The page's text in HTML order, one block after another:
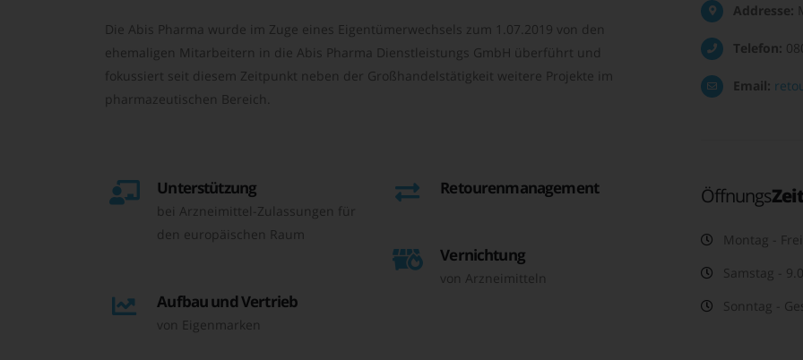
Die Abis Pharma wurde im Zuge eines Eigentümerwechsels zum 1.07.2019 von den
ehemaligen Mitarbeitern in die Abis Pharma Dienstleistungs GmbH überführt und
fokussiert seit diesem Zeitpunkt neben der Großhandelstätigkeit weitere Projekte im
pharmazeutischen Bereich.
Unterstützung
bei Arzneimittel-Zulassungen für
den europäischen Raum
Aufbau und Vertrieb
von Eigenmarken
Retourenmanagement
Vernichtung
von Arzneimitteln
Addresse:
Telefon:
Email:
Öffnungs
Montag -
Samstag -
Sonntag -